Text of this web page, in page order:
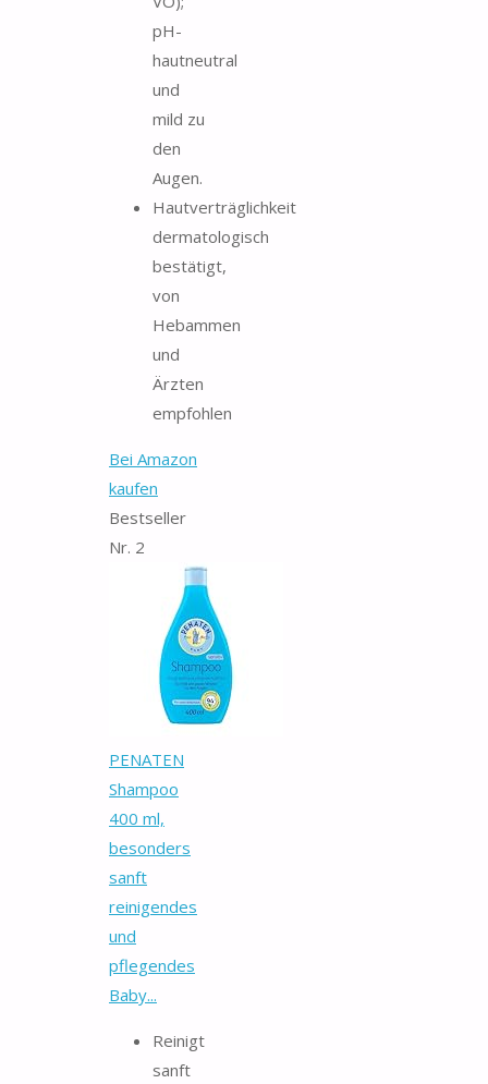
pH-
hautneutral
und
mild zu
den
Augen.
Hautverträglichkeit
dermatologisch
bestätigt,
von
Hebammen
und
Ärzten
empfohlen
Bei Amazon
kaufen
Bestseller
Nr. 2
PENATEN
Shampoo
400 ml,
besonders
sanft
reinigendes
und
pflegendes
Baby...
Reinigt
sanft